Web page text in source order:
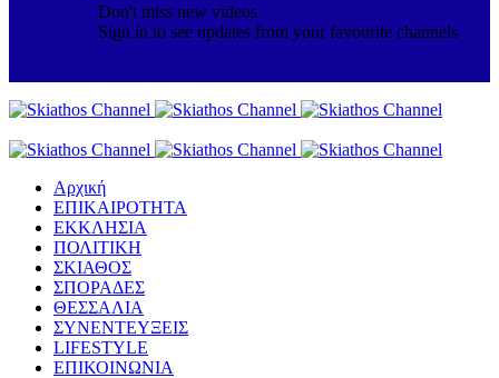
Don't miss new videos
Sign in to see updates from your favourite channels
Αρχική
ΕΠΙΚΑΙΡΟΤΗΤΑ
ΕΚΚΛΗΣΙΑ
ΠΟΛΙΤΙΚΗ
ΣΚΙΑΘΟΣ
ΣΠΟΡΑΔΕΣ
ΘΕΣΣΑΛΙΑ
ΣΥΝΕΝΤΕΥΞΕΙΣ
LIFESTYLE
ΕΠΙΚΟΙΝΩΝΙΑ